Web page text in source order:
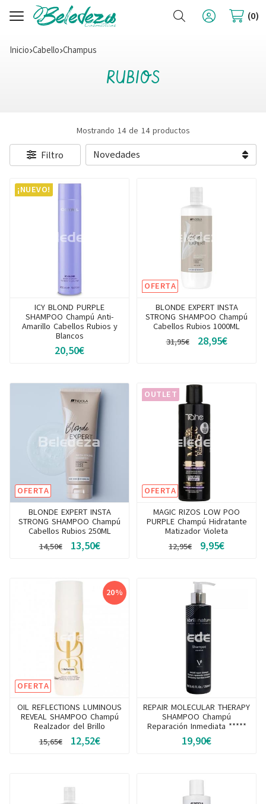
Buscar 0
Inicio cabello champus
RUBIOS
Mostrando 14 de 14 productos
Filtro
¡NUEVO!
ICY BLOND PURPLE
SHAMPOO Champú Anti-
Amarillo Cabellos Rubios y
Blancos
20,50€
OFERTA
BLONDE EXPERT INSTA
STRONG SHAMPOO Champú
Cabellos Rubios 1000ML
31,95€
28,95€
OFERTA
BLONDE EXPERT INSTA
STRONG SHAMPOO Champú
Cabellos Rubios 250ML
14,50€
13,50€
OFERTA
OUTLET
MAGIC RIZOS LOW POO
PURPLE Champú Hidratante
Matizador Violeta
12,95€
9,95€
20%
OFERTA
OIL REFLECTIONS LUMINOUS
REVEAL SHAMPOO Champú
Realzador del Brillo
15,65€
12,52€
REPAIR MOLECULAR THERAPY
SHAMPOO Champú
Reparación Inmediata *****
19,90€